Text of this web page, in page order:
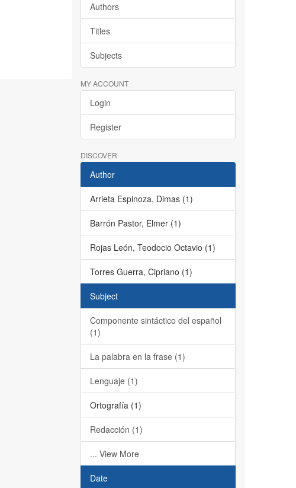
Authors
Titles
Subjects
MY ACCOUNT
Login
Register
DISCOVER
Author
Arrieta Espinoza, Dimas (1)
Barrón Pastor, Elmer (1)
Rojas León, Teodocio Octavio (1)
Torres Guerra, Cipriano (1)
Subject
Componente sintáctico del español
(1)
La palabra en la frase (1)
Lenguaje (1)
Ortografía (1)
Redacción (1)
... View More
Date